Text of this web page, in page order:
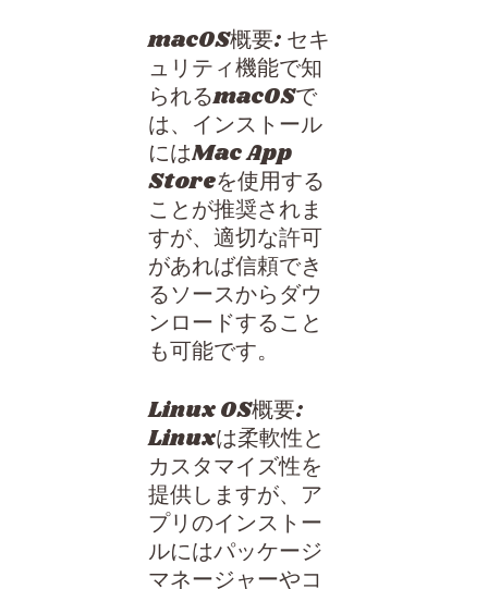
macOS概要: セキ
ュリティ機能で知
られるmacOSで
は、インストール
にはMac App
Storeを使用する
ことが推奨されま
すが、適切な許可
があれば信頼でき
るソースからダウ
ンロードすること
も可能です。
Linux OS概要:
Linuxは柔軟性と
カスタマイズ性を
提供しますが、ア
プリのインストー
ルにはパッケージ
マネージャーやコ